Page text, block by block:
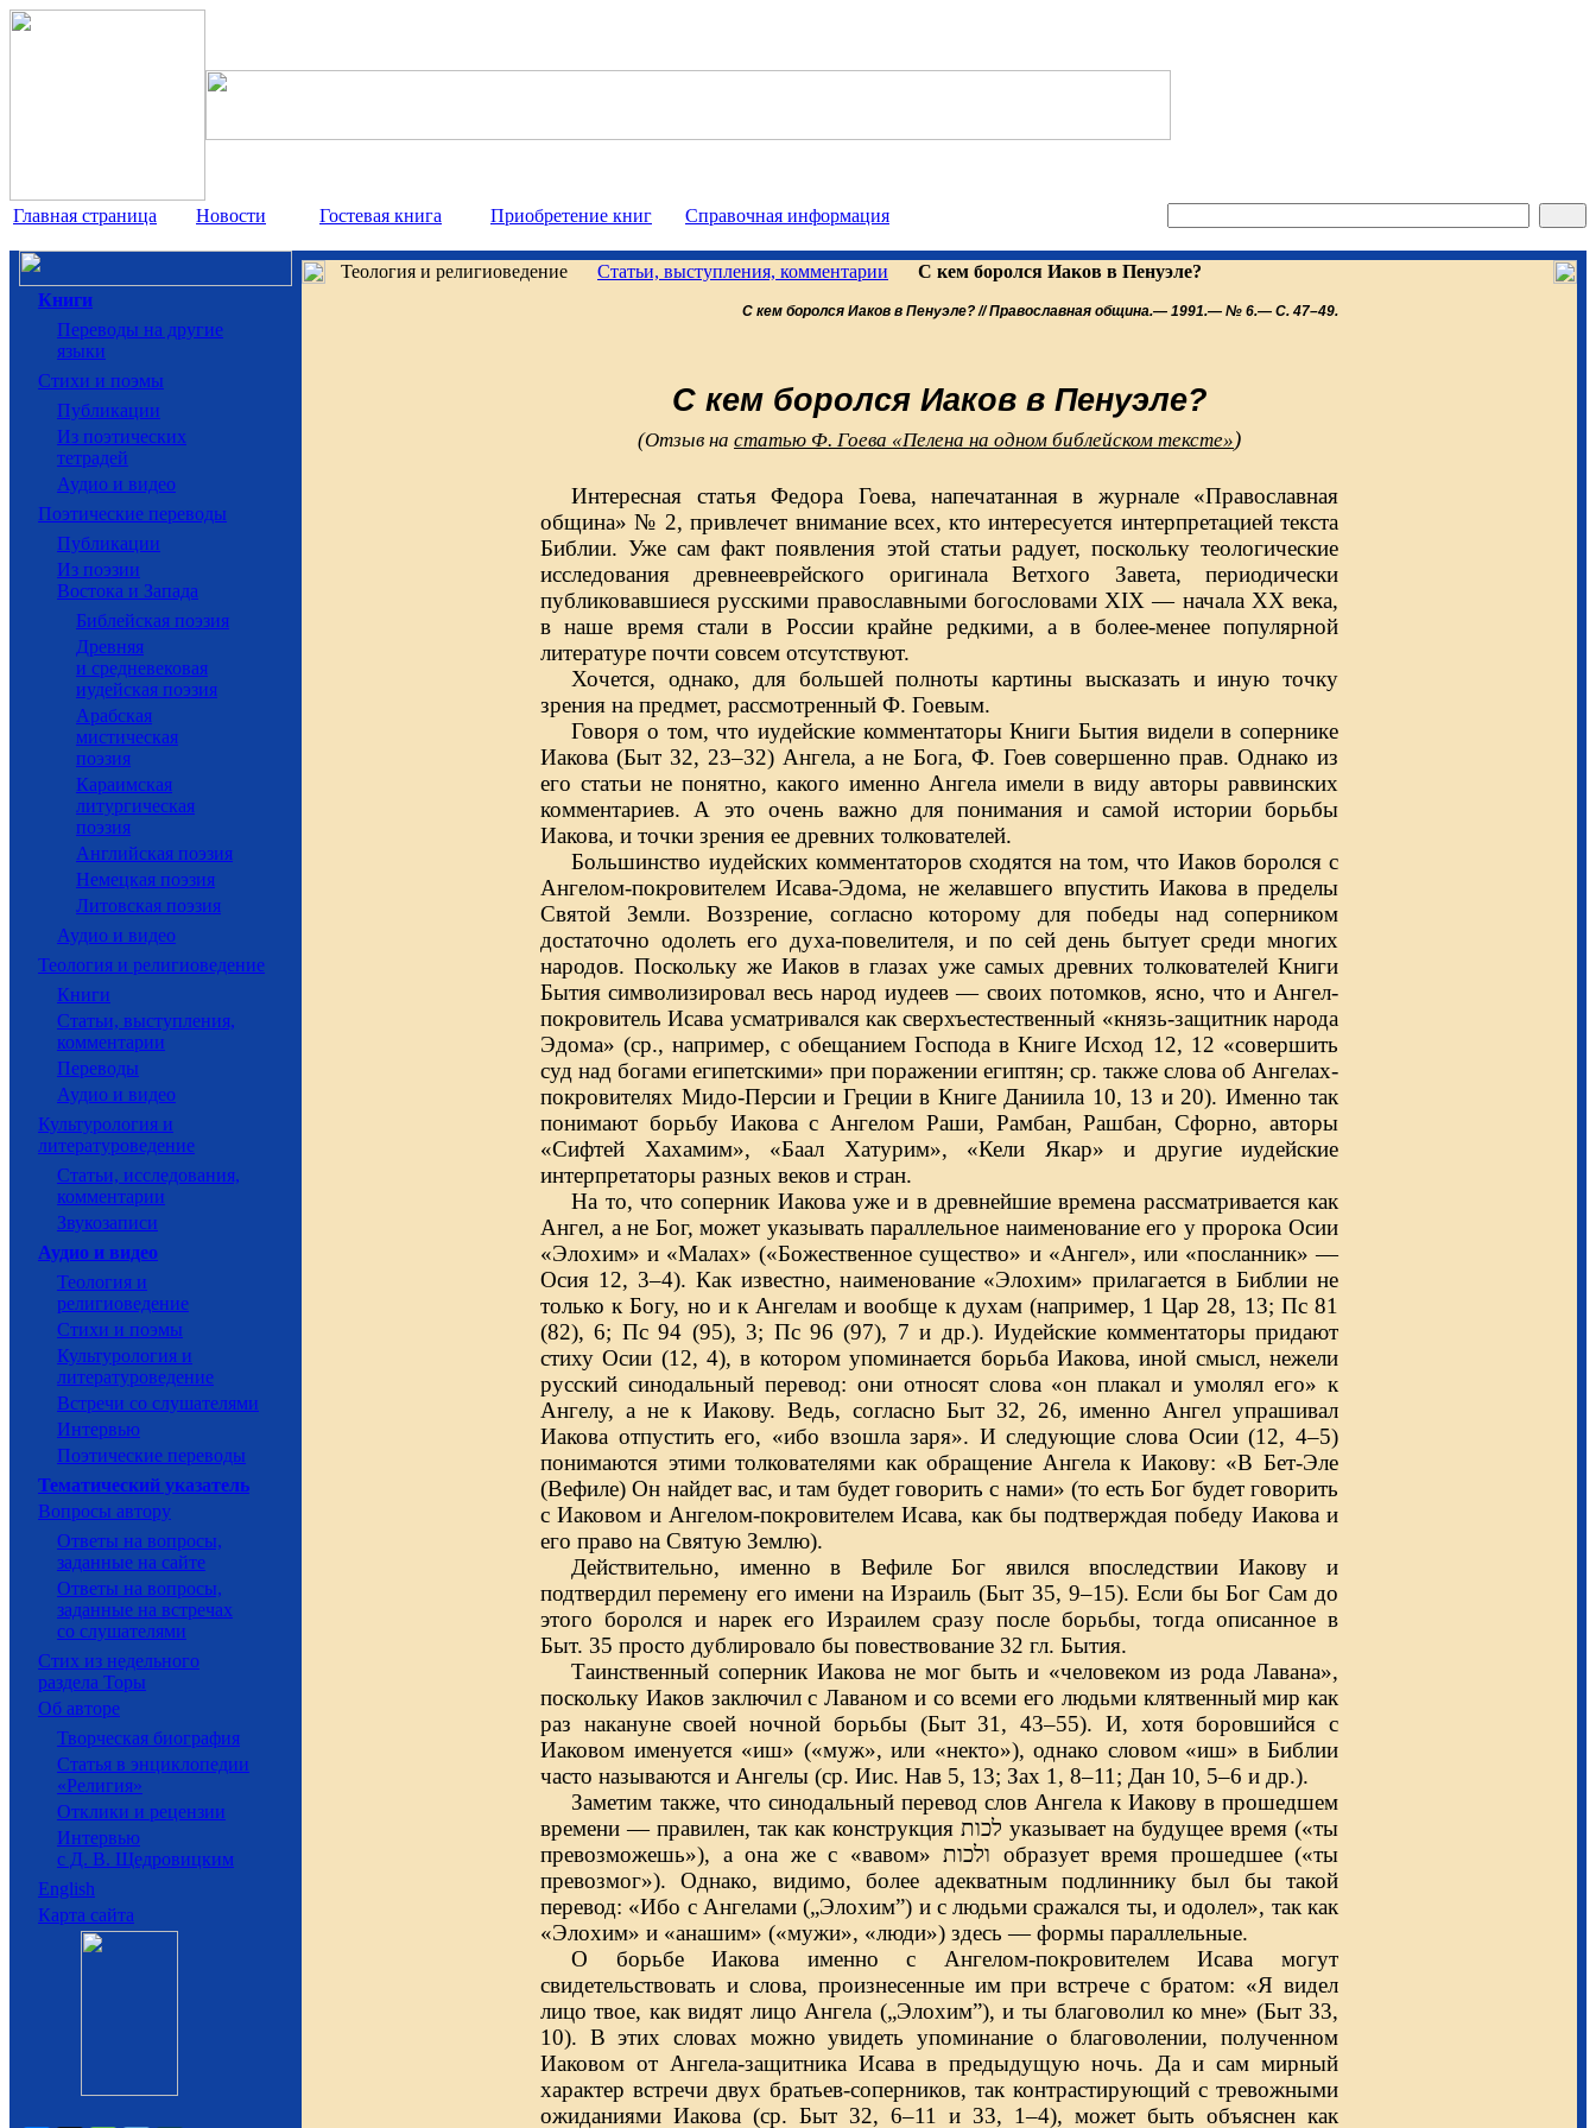
Главная страница Новости Гостевая книга Приобретение книг Справочная информация
Книги
Переводы на другие
языки
Cтихи и поэмы
Публикации
Из поэтических
тетрадей
Аудио и видео
Поэтические переводы
Публикации
Из поэзии
Востока и Запада
Библейская поэзия
Древняя
и средневековая
иудейская поэзия
Арабская
мистическая
поэзия
Караимская
литургическая
поэзия
Английская поэзия
Немецкая поэзия
Литовская поэзия
Аудио и видео
Теология и религиоведение
Книги
Статьи, выступления,
комментарии
Переводы
Аудио и видео
Культурология и
литературоведение
Статьи, исследования,
комментарии
Звукозаписи
Аудио и видео
Теология и
религиоведение
Стихи и поэмы
Культурология и
литературоведение
Встречи со слушателями
Интервью
Поэтические переводы
Тематический указатель
Вопросы автору
Ответы на вопросы,
заданные на сайте
Ответы на вопросы,
заданные на встречах
со слушателями
Стих из недельного
раздела Торы
Об авторе
Творческая биография
Статья в энциклопедии
«Религия»
Отклики и рецензии
Интервью
с Д. В. Щедровицким
English
Карта сайта
Теология и религиоведение Статьи, выступления, комментарии С кем боролся Иаков в Пенуэле?
С кем боролся Иаков в Пенуэле? // Православная община.— 1991.— № 6.— С. 47–49.
С кем боролся Иаков в Пенуэле?
(Отзыв на статью Ф. Гоева «Пелена на одном библейском тексте»)
Интересная статья Федора Гоева, напечатанная в журнале «Православная
община» № 2, привлечет внимание всех, кто интересуется интерпретацией текста
Библии. Уже сам факт появления этой статьи радует, поскольку теологические
исследования древнееврейского оригинала Ветхого Завета, периодически
публиковавшиеся русскими православными богословами XIX — начала XX века,
в наше время стали в России крайне редкими, а в более-менее популярной
литературе почти совсем отсутствуют.
Хочется, однако, для большей полноты картины высказать и иную точку
зрения на предмет, рассмотренный Ф. Гоевым.
Говоря о том, что иудейские комментаторы Книги Бытия видели в сопернике
Иакова (Быт 32, 23–32) Ангела, а не Бога, Ф. Гоев совершенно прав. Однако из
его статьи не понятно, какого именно Ангела имели в виду авторы раввинских
комментариев. А это очень важно для понимания и самой истории борьбы
Иакова, и точки зрения ее древних толкователей.
Большинство иудейских комментаторов сходятся на том, что Иаков боролся с
Ангелом-покровителем Исава-Эдома, не желавшего впустить Иакова в пределы
Святой Земли. Воззрение, согласно которому для победы над соперником
достаточно одолеть его духа-повелителя, и по сей день бытует среди многих
народов. Поскольку же Иаков в глазах уже самых древних толкователей Книги
Бытия символизировал весь народ иудеев — своих потомков, ясно, что и Ангел-
покровитель Исава усматривался как сверхъестественный «князь-защитник народа
Эдома» (ср., например, с обещанием Господа в Книге Исход 12, 12 «совершить
суд над богами египетскими» при поражении египтян; ср. также слова об Ангелах-
покровителях Мидо-Персии и Греции в Книге Даниила 10, 13 и 20). Именно так
понимают борьбу Иакова с Ангелом Раши, Рамбан, Рашбан, Сфорно, авторы
«Сифтей Хахамим», «Баал Хатурим», «Кели Якар» и другие иудейские
интерпретаторы разных веков и стран.
На то, что соперник Иакова уже и в древнейшие времена рассматривается как
Ангел, а не Бог, может указывать параллельное наименование его у пророка Осии
«Элохим» и «Малах» («Божественное существо» и «Ангел», или «посланник» —
Осия 12, 3–4). Как известно, наименование «Элохим» прилагается в Библии не
только к Богу, но и к Ангелам и вообще к духам (например, 1 Цар 28, 13; Пс 81
(82), 6; Пс 94 (95), 3; Пс 96 (97), 7 и др.). Иудейские комментаторы придают
стиху Осии (12, 4), в котором упоминается борьба Иакова, иной смысл, нежели
русский синодальный перевод: они относят слова «он плакал и умолял его» к
Ангелу, а не к Иакову. Ведь, согласно Быт 32, 26, именно Ангел упрашивал
Иакова отпустить его, «ибо взошла заря». И следующие слова Осии (12, 4–5)
понимаются этими толкователями как обращение Ангела к Иакову: «В Бет-Эле
(Вефиле) Он найдет вас, и там будет говорить с нами» (то есть Бог будет говорить
с Иаковом и Ангелом-покровителем Исава, как бы подтверждая победу Иакова и
его право на Святую Землю).
Действительно, именно в Вефиле Бог явился впоследствии Иакову и
подтвердил перемену его имени на Израиль (Быт 35, 9–15). Если бы Бог Сам до
этого боролся и нарек его Израилем сразу после борьбы, тогда описанное в
Быт. 35 просто дублировало бы повествование 32 гл. Бытия.
Таинственный соперник Иакова не мог быть и «человеком из рода Лавана»,
поскольку Иаков заключил с Лаваном и со всеми его людьми клятвенный мир как
раз накануне своей ночной борьбы (Быт 31, 43–55). И, хотя боровшийся с
Иаковом именуется «иш» («муж», или «некто»), однако словом «иш» в Библии
часто называются и Ангелы (ср. Ииc. Нав 5, 13; Зах 1, 8–11; Дан 10, 5–6 и др.).
Заметим также, что синодальный перевод слов Ангела к Иакову в прошедшем
времени — правилен, так как конструкция לכות указывает на будущее время («ты
превозможешь»), а она же с «вавом» ולכות образует время прошедшее («ты
превозмог»). Однако, видимо, более адекватным подлиннику был бы такой
перевод: «Ибо с Ангелами („Элохим”) и с людьми сражался ты, и одолел», так как
«Элохим» и «анашим» («мужи», «люди») здесь — формы параллельные.
О борьбе Иакова именно с Ангелом-покровителем Исава могут
свидетельствовать и слова, произнесенные им при встрече с братом: «Я видел
лицо твое, как видят лицо Ангела („Элохим”), и ты благоволил ко мне» (Быт 33,
10). В этих словах можно увидеть упоминание о благоволении, полученном
Иаковом от Ангела-защитника Исава в предыдущую ночь. Да и сам мирный
характер встречи двух братьев-соперников, так контрастирующий с тревожными
ожиданиями Иакова (ср. Быт 32, 6–11 и 33, 1–4), может быть объяснен как